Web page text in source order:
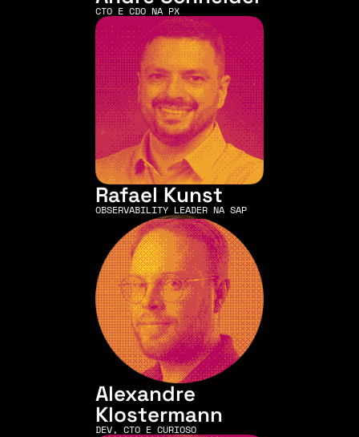
CTO E CDO NA PX
Rafael Kunst
OBSERVABILITY LEADER NA SAP
Alexandre
Klostermann
DEV, CTO E CURIOSO